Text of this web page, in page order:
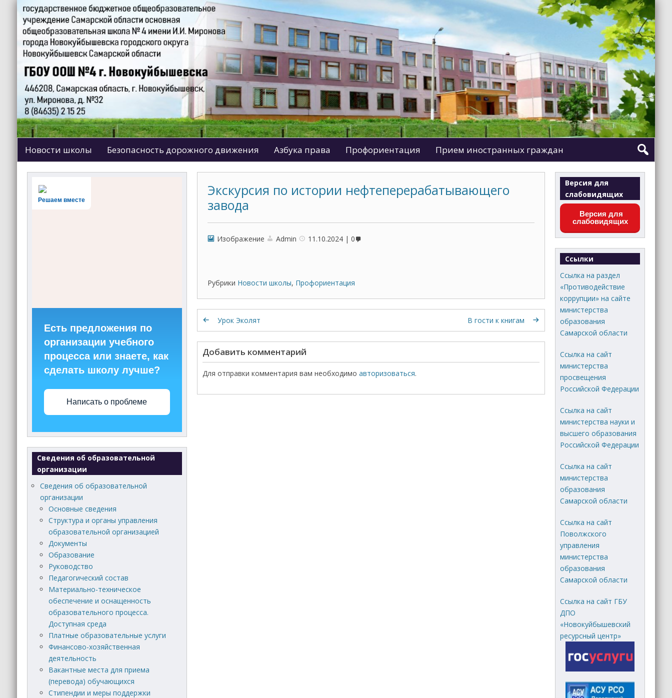
Новости школы Безопасность дорожного движения Азбука права Профориентация Прием иностранных граждан
Экскурсия по истории нефтеперерабатывающего
завода
Изображение Admin 11.10.2024 0
Рубрики Новости школы, Профориентация
Урок Эколят В гости к книгам
Добавить комментарий
Для отправки комментария вам необходимо авторизоваться.
Решаем вместе
Есть предложения по
организации учебного
процесса или знаете, как
сделать школу лучше?
Написать о проблеме
Сведения об образовательной
организации
Сведения об образовательной
организации
Основные сведения
Структура и органы управления
образовательной организацией
Документы
Образование
Руководство
Педагогический состав
Материально-техническое
обеспечение и оснащенность
образовательного процесса.
Доступная среда
Платные образовательные услуги
Финансово-хозяйственная
деятельность
Вакантные места для приема
(перевода) обучающихся
Стипендии и меры поддержки
Версия для
слабовидящих
Версия для
слабовидящих
Ссылки
Ссылка на раздел
«Противодействие
коррупции» на сайте
министерства
образования
Самарской области
Ссылка на сайт
министерства
просвещения
Российской Федерации
Ссылка на сайт
министерства науки и
высшего образования
Российской Федерации
Ссылка на сайт
министерства
образования
Самарской области
Ссылка на сайт
Поволжского
управления
министерства
образования
Самарской области
Ссылка на сайт ГБУ
ДПО
«Новокуйбышевский
ресурсный центр»